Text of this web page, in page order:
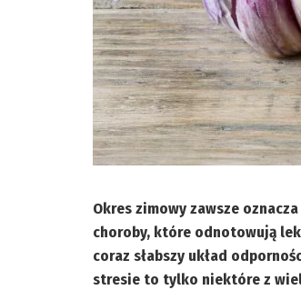
Okres zimowy zawsze
choroby, które odnotowują
coraz słabszy układ
stresie to tylko niektóre z